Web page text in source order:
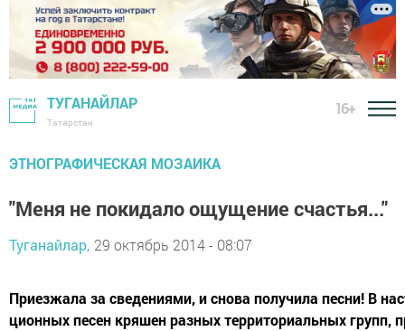
ТУГАНАЙЛАР
Татарстан
16+
ЭТНОГРАФИЧЕСКАЯ МОЗАИКА
"Меня не покидало ощущение счастья..."
Туганайлар, 29 октябрь 2014 - 08:07
Приезжала за сведениями, и снова получила песни! В
ционных песен кряшен раз­ных территориальных